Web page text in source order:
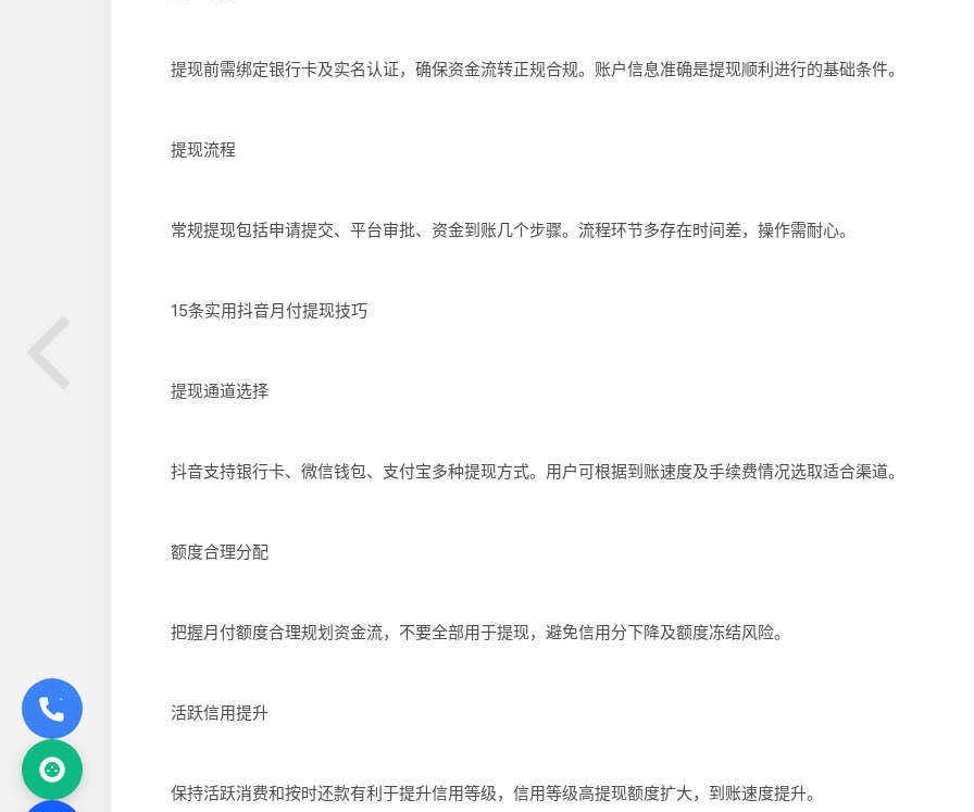
提现前需绑定银行卡及实名认证，确保资金流转正规合规。账户信息准确是提现顺利进行的基础条件。
提现流程
常规提现包括申请提交、平台审批、资金到账几个步骤。流程环节多存在时间差，操作需耐心。
15条实用抖音月付提现技巧
提现通道选择
抖音支持银行卡、微信钱包、支付宝多种提现方式。用户可根据到账速度及手续费情况选取适合渠道。
额度合理分配
把握月付额度合理规划资金流，不要全部用于提现，避免信用分下降及额度冻结风险。
活跃信用提升
保持活跃消费和按时还款有利于提升信用等级，信用等级高提现额度扩大，到账速度提升。